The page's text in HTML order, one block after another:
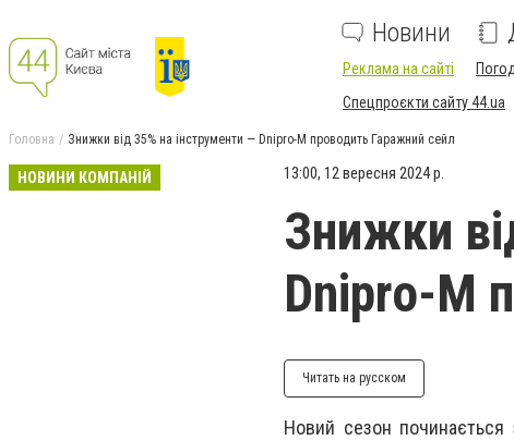
Новини
Реклама на сайті
Спецпроєкти сайту 44.ua
Головна Знижки від 35% на інструменти — Dnipro-M проводить Гаражний сейл
НОВИНИ КОМПАНІЙ 13:00, 12 вересня 2024 р.
Знижки
Dnipro-M
Читать на русском
Новий сезон починається